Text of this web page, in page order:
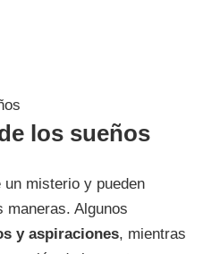
los sueños
misterio y pueden
maneras. Algunos
y aspiraciones, mientras